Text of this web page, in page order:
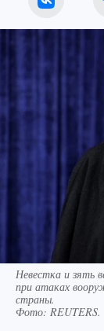
Невестка и зять
при атаках
страны.
Фото: REUTERS.